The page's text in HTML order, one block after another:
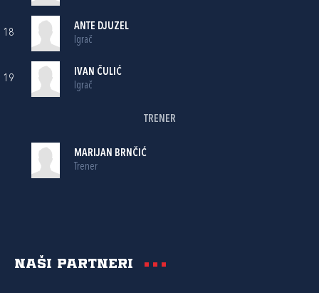
18
ANTE DJUZEL
Igrač
19
IVAN ČULIĆ
Igrač
TRENER
MARIJAN BRNČIĆ
Trener
Naši partneri